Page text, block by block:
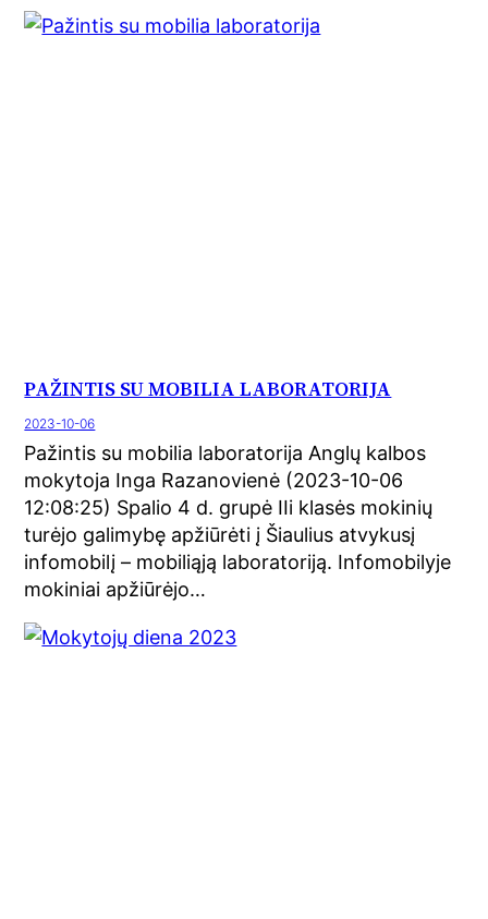
PAŽINTIS SU MOBILIA LABORATORIJA
2023-10-06
Pažintis su mobilia laboratorija Anglų kalbos
mokytoja Inga Razanovienė (2023-10-06
12:08:25) Spalio 4 d. grupė IIi klasės mokinių
turėjo galimybę apžiūrėti į Šiaulius atvykusį
infomobilį – mobiliąją laboratoriją. Infomobilyje
mokiniai apžiūrėjo…